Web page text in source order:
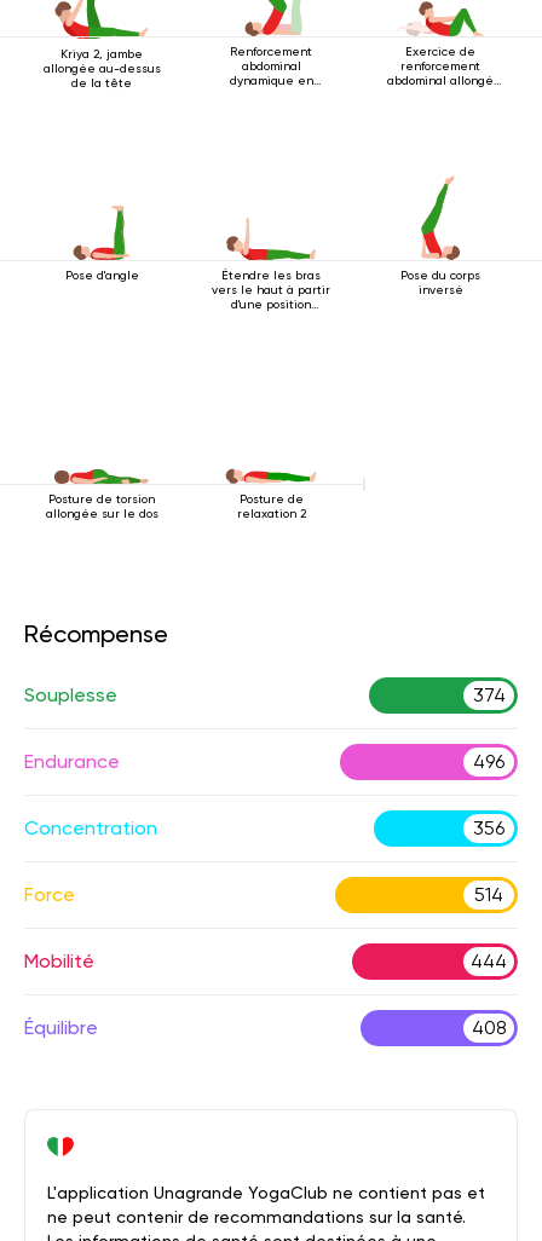
Kriya 2, jambe
allongée au-dessus
de la tête
Renforcement
abdominal
dynamique en
Exercice de
renforcement
abdominal allongé
Pose d'angle
Étendre les bras
vers le haut à partir
d'une position
Pose du corps
inversé
Posture de torsion
allongée sur le dos
Posture de
relaxation 2
Récompense
Souplesse 374
Endurance 496
Concentration 356
Force 514
Mobilité 444
Équilibre 408
L'application Unagrande YogaClub ne contient pas et
ne peut contenir de recommandations sur la santé.